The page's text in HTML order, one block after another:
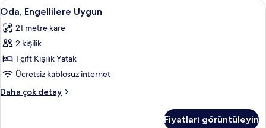
görün
Boy
hakkında
daha
detay
Oda,
Engellilere
Uygun
için
tüm
fotoğrafları
görün
Oda, Engellilere Uygun | Anti alerjik
9
Oda, Engellilere Uygun
21 metre kare
2 kişilik
1 çift Kişilik Yatak
Ücretsiz kablosuz internet
Daha çok detay
Oda,
Fiyatları görüntüleyin